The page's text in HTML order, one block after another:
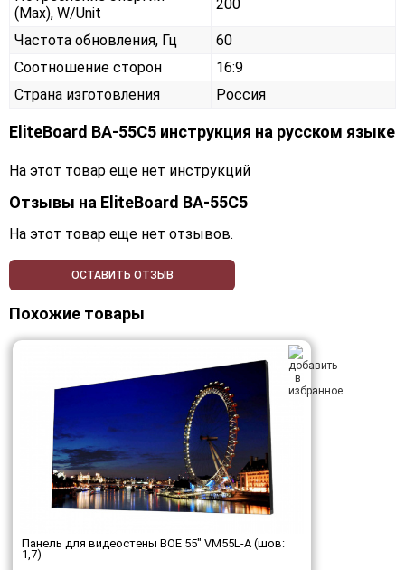
(Max), W/Unit
200
Частота обновления, Гц
60
Соотношение сторон
16:9
Страна изготовления
Россия
EliteBoard BA-55C5 инструкция на русском языке
На этот товар еще нет инструкций
Отзывы на EliteBoard BA-55C5
На этот товар еще нет отзывов.
ОСТАВИТЬ ОТЗЫВ
Похожие товары
Панель для видеостены BOE 55" VM55L-A (шов:
1,7)